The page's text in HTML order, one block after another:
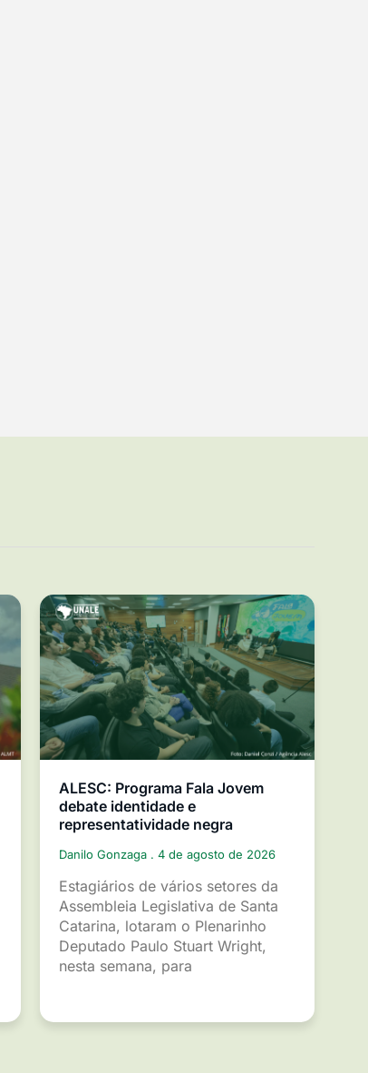
ALESC: Programa Fala Jovem
debate identidade e
representatividade negra
Danilo Gonzaga 4 de agosto de 2026
Estagiários de vários setores da
Assembleia Legislativa de Santa
Catarina, lotaram o Plenarinho
Deputado Paulo Stuart Wright,
nesta semana, para